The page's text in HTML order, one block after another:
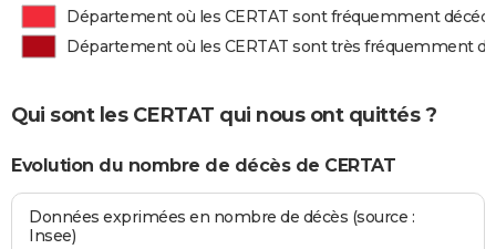
Département où les CERTAT sont fréquemment
Département où les CERTAT sont très fréquemment
Qui sont les CERTAT qui nous ont quittés ?
Evolution du nombre de décès de CERTAT
Données exprimées en nombre de décès (source :
Insee)